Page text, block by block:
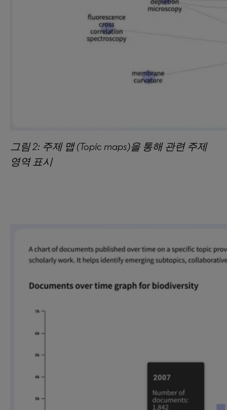
그림2: 주제 맵(Topic maps)을 통해 관련 주제
영역 표시